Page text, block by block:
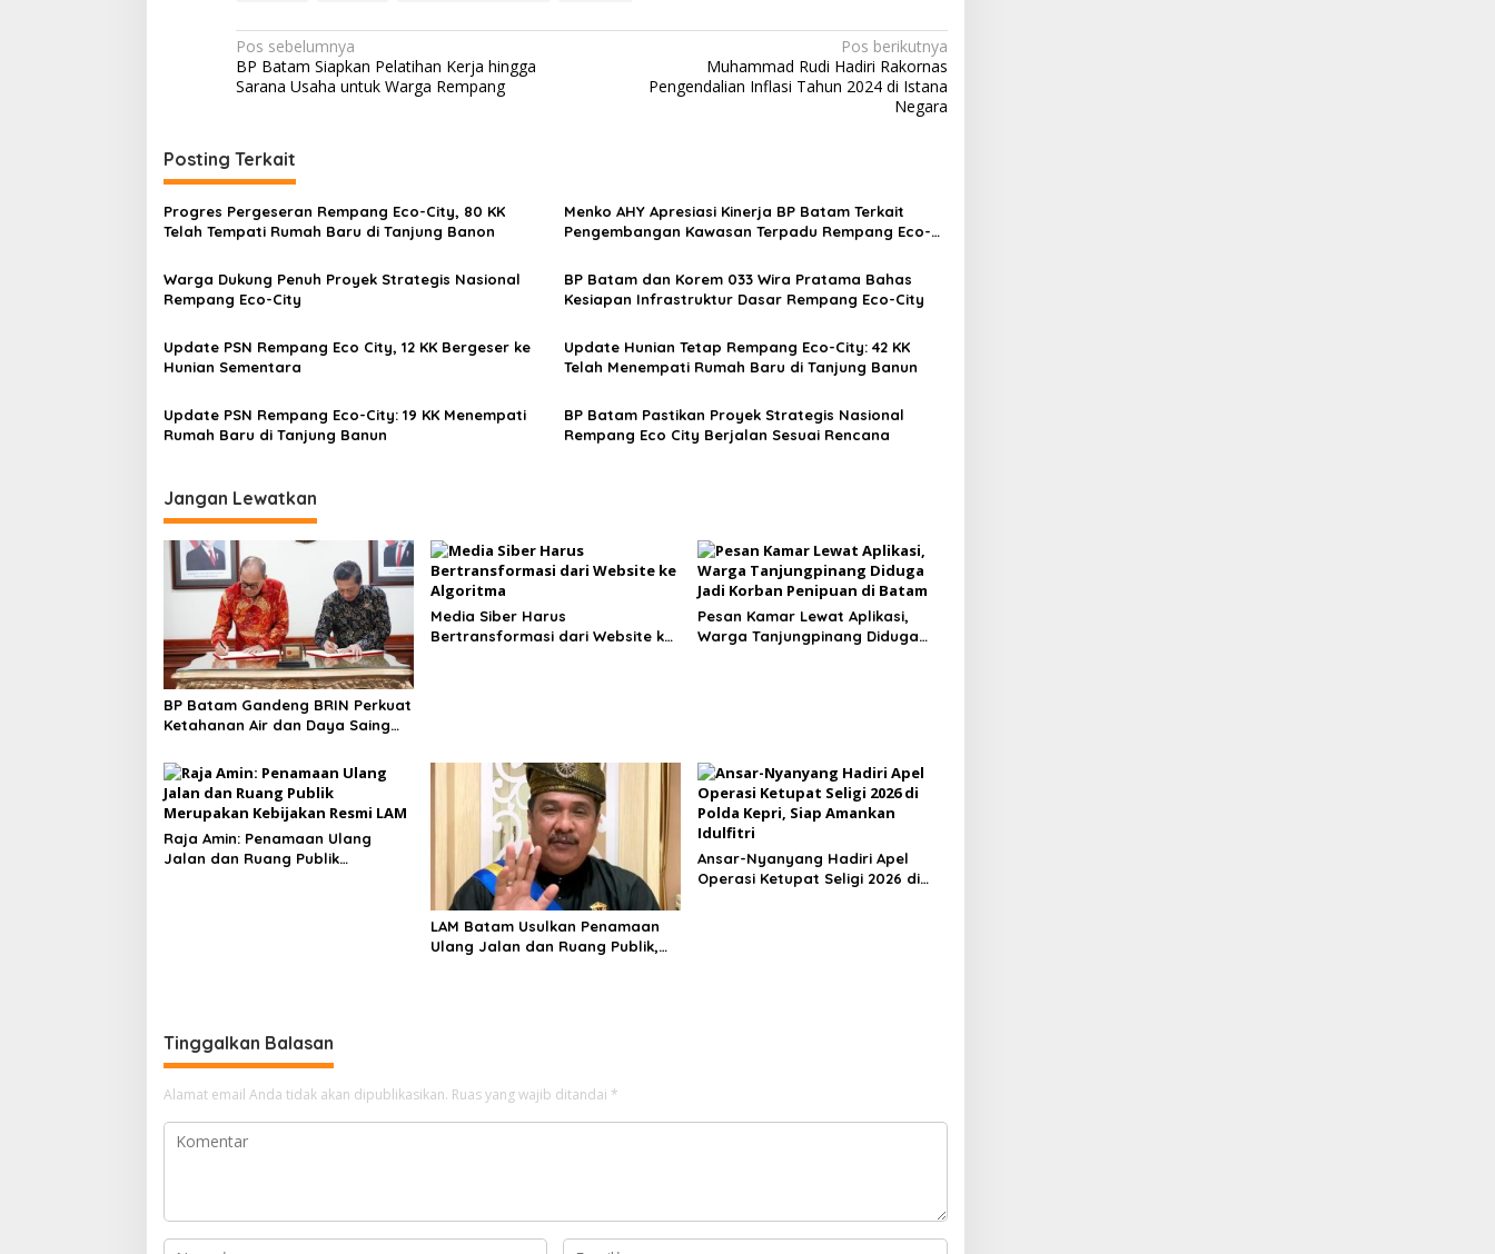
N
a
i
g
a
s
i
p
s
Pos sebelumnya
BP Batam Siapkan Pelatihan Kerja hingga
Sarana Usaha untuk Warga Rempang
Pos berikutnya
Muhammad Rudi Hadiri Rakornas
Pengendalian Inflasi Tahun 2024 di Istana
Negara
Posting Terkait
Progres Pergeseran Rempang Eco-City, 80 KK
Telah Tempati Rumah Baru di Tanjung Banon
Menko AHY Apresiasi Kinerja BP Batam Terkait
Pengembangan Kawasan Terpadu Rempang Eco-
Warga Dukung Penuh Proyek Strategis Nasional
Rempang Eco-City
BP Batam dan Korem 033 Wira Pratama Bahas
Kesiapan Infrastruktur Dasar Rempang Eco-City
Update PSN Rempang Eco City, 12 KK Bergeser ke
Hunian Sementara
Update Hunian Tetap Rempang Eco-City: 42 KK
Telah Menempati Rumah Baru di Tanjung Banun
Update PSN Rempang Eco-City: 19 KK Menempati
Rumah Baru di Tanjung Banun
BP Batam Pastikan Proyek Strategis Nasional
Rempang Eco City Berjalan Sesuai Rencana
Jangan Lewatkan
BP Batam Gandeng BRIN Perkuat
Ketahanan Air dan Daya Saing
Media Siber Harus
Bertransformasi dari Website ke
Pesan Kamar Lewat Aplikasi,
Warga Tanjungpinang Diduga
Raja Amin: Penamaan Ulang
Jalan dan Ruang Publik
LAM Batam Usulkan Penamaan
Ulang Jalan dan Ruang Publik,
Ansar-Nyanyang Hadiri Apel
Operasi Ketupat Seligi 2026 di
Tinggalkan Balasan
Alamat email Anda tidak akan dipublikasikan. Ruas yang wajib ditandai *